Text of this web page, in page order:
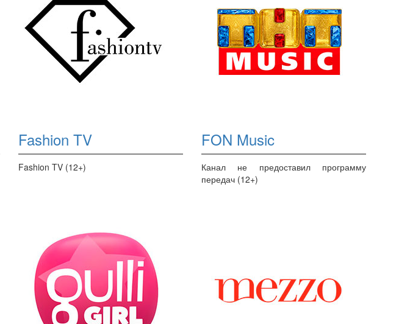
Fashion TV
Fashion TV (12+)
FON Music
Канал не предоставил программу
передач (12+)